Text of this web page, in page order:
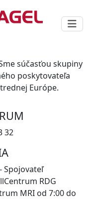
súčasťou skupiny
poskytovateľa
Európe.
32
Spojovateľ
RDG
MRI od 7:00 do